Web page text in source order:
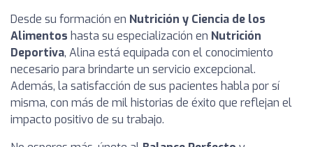
Desde su formación en Nutrición y Ciencia de los
Alimentos hasta su especialización en Nutrición
Deportiva, Alina está equipada con el conocimiento
necesario para brindarte un servicio excepcional.
Además, la satisfacción de sus pacientes habla por sí
misma, con más de mil historias de éxito que reflejan el
impacto positivo de su trabajo.